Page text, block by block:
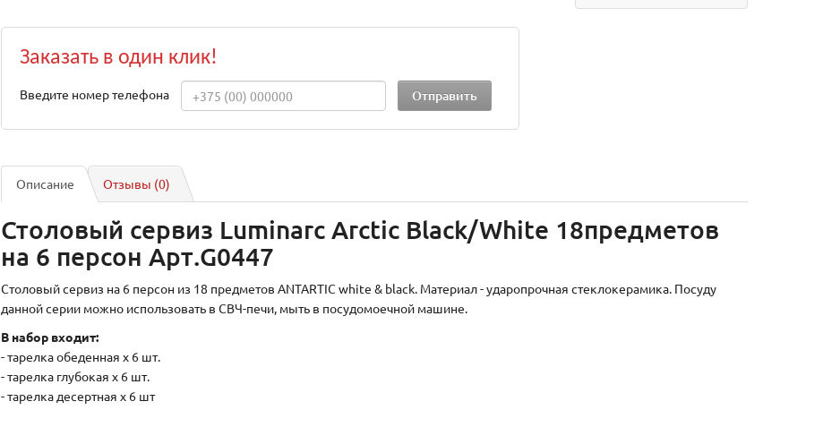
Заказать в один клик!
Введите номер телефона
Описание Отзывы (0)
Столовый сервиз Luminarc Arctic Black/White 18предметов
на 6 персон Арт.G0447
Столовый сервиз на 6 персон из 18 предметов ANTARTIC white & black. Материал - ударопрочная стеклокерамика. Посуду
данной серии можно использовать в СВЧ-печи, мыть в посудомоечной машине.
В набор входит:
- тарелка обеденная х 6 шт.
- тарелка глубокая х 6 шт.
- тарелка десертная х 6 шт